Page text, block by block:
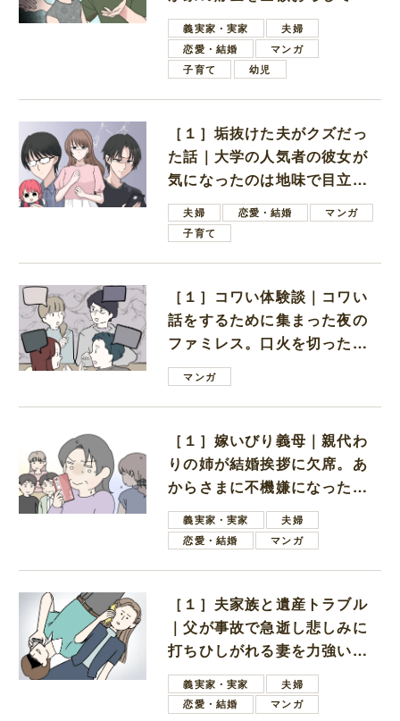
しいと言ってきた
義実家・実家
夫婦
恋愛・結婚
マンガ
子育て
幼児
［１］垢抜けた夫がクズだっ
た話｜大学の人気者の彼女が
気になったのは地味で目立た
ない男子学生
夫婦 恋愛・結婚
マンガ
子育て
［１］コワい体験談｜コワい
話をするために集まった夜の
ファミレス。口火を切ったの
は電車好きの男の子ママ
マンガ
［１］嫁いびり義母｜親代わ
りの姉が結婚挨拶に欠席。あ
からさまに不機嫌になった義
母義実家・実家
夫婦
恋愛・結婚
マンガ
［１］夫家族と遺産トラブル
｜父が事故で急逝し悲しみに
打ちひしがれる妻を力強い言
葉で励ます夫
義実家・実家
夫婦
恋愛・結婚
マンガ